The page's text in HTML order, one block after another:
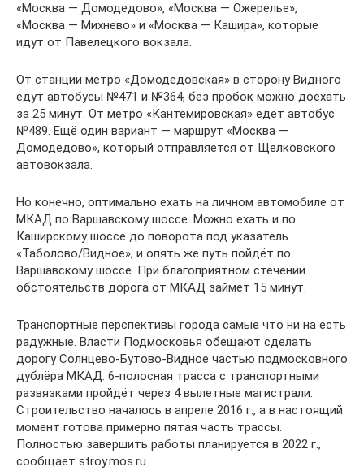
«Москва — Домодедово», «Москва — Ожерелье»,
«Москва — Михнево» и «Москва — Кашира», которые
идут от Павелецкого вокзала.
От станции метро «Домодедовская» в сторону Видного
едут автобусы №471 и №364, без пробок можно доехать
за 25 минут. От метро «Кантемировская» едет автобус
№489. Ещё один вариант — маршрут «Москва —
Домодедово», который отправляется от Щелковского
автовокзала.
Но конечно, оптимально ехать на личном автомобиле от
МКАД по Варшавскому шоссе. Можно ехать и по
Каширскому шоссе до поворота под указатель
«Таболово/Видное», и опять же путь пойдёт по
Варшавскому шоссе. При благоприятном стечении
обстоятельств дорога от МКАД займёт 15 минут.
Транспортные перспективы города самые что ни на есть
радужные. Власти Подмосковья обещают сделать
дорогу Солнцево-Бутово-Видное частью подмосковного
дублёра МКАД. 6-полосная трасса с транспортными
развязками пройдёт через 4 вылетные магистрали.
Строительство началось в апреле 2016 г., а в настоящий
момент готова примерно пятая часть трассы.
Полностью завершить работы планируется в 2022 г.,
сообщает stroy.mos.ru